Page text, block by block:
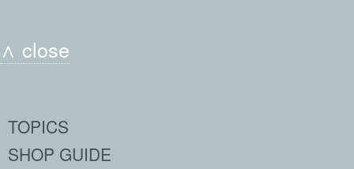
∧ close
TOPICS
SHOP GUIDE